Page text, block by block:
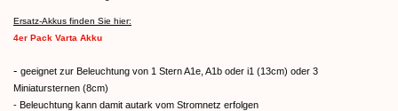
Ersatz-Akkus finden Sie hier:
4er Pack Varta Akku
- geeignet zur Beleuchtung von 1 Stern A1e, A1b oder i1 (13cm) oder 3
Miniatursternen (8cm)
- Beleuchtung kann damit autark vom Stromnetz erfolgen